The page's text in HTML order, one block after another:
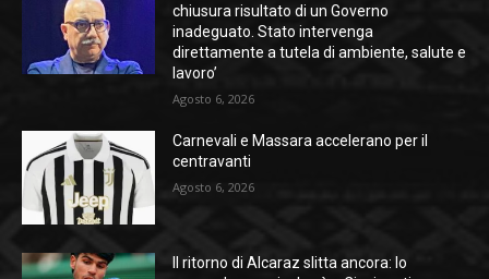
chiusura risultato di un Governo
inadeguato. Stato intervenga
direttamente a tutela di ambiente, salute e
lavoro’
Agosto 6, 2026
Carnevali e Massara accelerano per il
centravanti
Agosto 6, 2026
Il ritorno di Alcaraz slitta ancora: lo